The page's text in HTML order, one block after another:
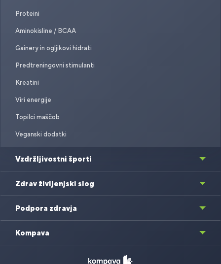
Proteini
Aminokisline / BCAA
Gainery in ogljikovi hidrati
Predtreningovni stimulanti
Kreatini
Viri energije
Topilci maščob
Veganski dodatki
Vzdržljivostni športi
Zdrav življenjski slog
Podpora zdravja
Kompava